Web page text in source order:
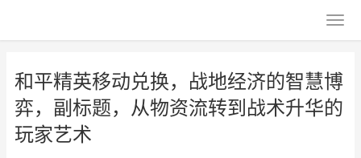
和平精英移动兑换，战地经济的智慧博
弈，副标题，从物资流转到战术升华的
玩家艺术